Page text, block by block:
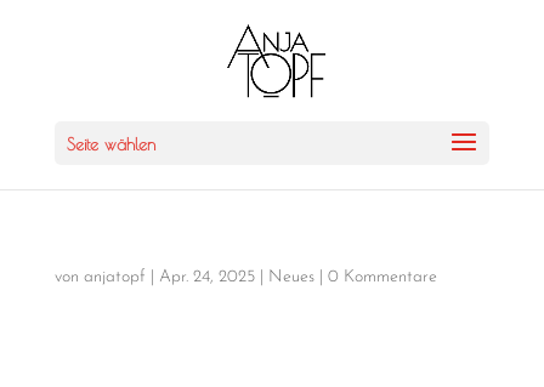
Seite wählen
von anjatopf Apr. 24, 2025| Neues| 0 Kommentare